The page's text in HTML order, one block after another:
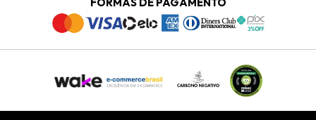
Termos e Condições
Trabalhe Conosco
Política de Privacidade
FORMAS DE PAGAMENTO